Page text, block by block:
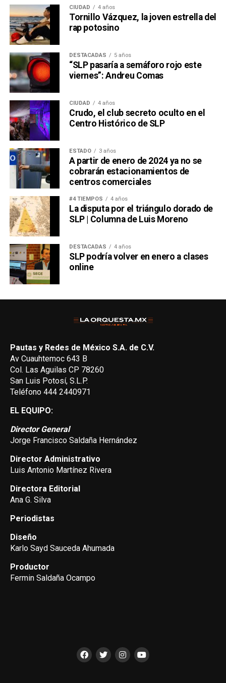
CIUDAD 4 años
Tornillo Vázquez, la joven estrella del
rap potosino
DESTACADAS 5 años
“SLP pasaría a semáforo rojo este
viernes”: Andreu Comas
CIUDAD 4 años
Crudo, el club secreto oculto en el
Centro Histórico de SLP
ESTADO 3 años
A partir de enero de 2024 ya no se
cobrarán estacionamientos de
centros comerciales
#4 TIEMPOS 4 años
La disputa por el triángulo dorado de
SLP | Columna de Luis Moreno
DESTACADAS 4 años
SLP podría volver en enero a clases
online
Pautas y Redes de México S.A. de C.V.
Av Cuauhtemoc 643 B
Col. Las Aguilas CP 78260
San Luis Potosí, S.L.P.
Teléfono 444 2440971
EL EQUIPO:
Director General
Jorge Francisco Saldaña Hernández
Director Administrativo
Luis Antonio Martínez Rivera
Directora Editorial
Ana G. Silva
Periodistas
Diseño
Karlo Sayd Sauceda Ahumada
Productor
Fermin Saldaña Ocampo